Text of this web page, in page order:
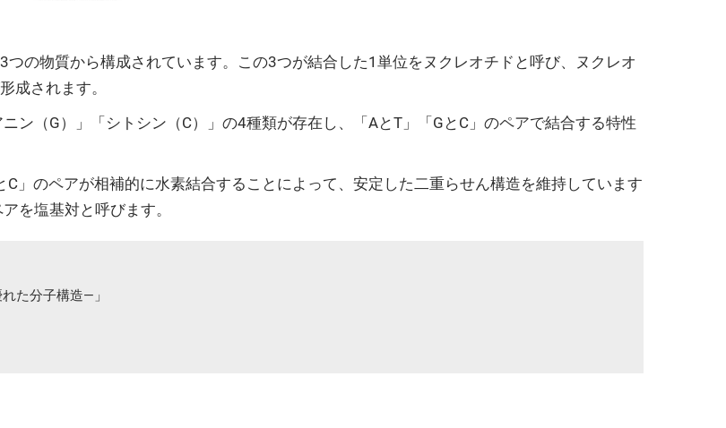
の物質から構成されています。この3つが結合した1単位をヌクレオチドと呼び、ヌクレオ
成されます。
ン（G）」「シトシン（C）」の4種類が存在し、「AとT」「GとC」のペアで結合する特性
」のペアが相補的に水素結合することによって、安定した二重らせん構造を維持しています
を塩基対と呼びます。
た分子構造—」